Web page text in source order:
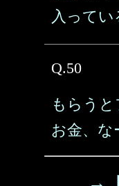
入ってい
Q.50
もらう
お金、な